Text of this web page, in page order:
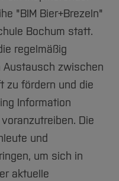
"BIM Bier+Brezeln"
Bochum statt.
regelmäßig
zwischen
zu fördern und die
Information
Die
und
um sich in
aktuelle